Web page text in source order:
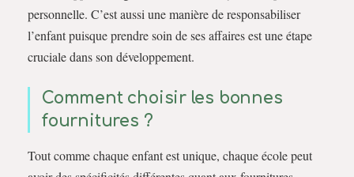
personnelle. C’est aussi une manière de responsabiliser
l’enfant puisque prendre soin de ses affaires est une étape
cruciale dans son développement.
Comment choisir les bonnes
fournitures ?
Tout comme chaque enfant est unique, chaque école peut